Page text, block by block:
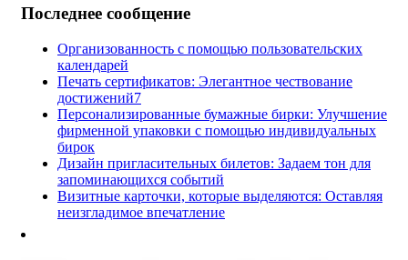
Последнее сообщение
Организованность с помощью пользовательских
календарей
Печать сертификатов: Элегантное чествование
достижений7
Персонализированные бумажные бирки: Улучшение
фирменной упаковки с помощью индивидуальных
бирок
Дизайн пригласительных билетов: Задаем тон для
запоминающихся событий
Визитные карточки, которые выделяются: Оставляя
неизгладимое впечатление